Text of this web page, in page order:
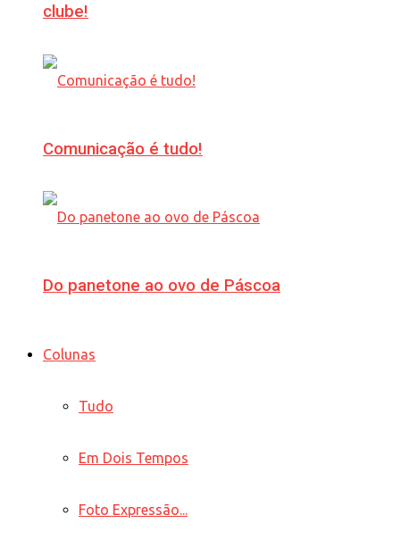
clube!
Comunicação é tudo!
Do panetone ao ovo de Páscoa
Colunas
Tudo
Em Dois Tempos
Foto Expressão...